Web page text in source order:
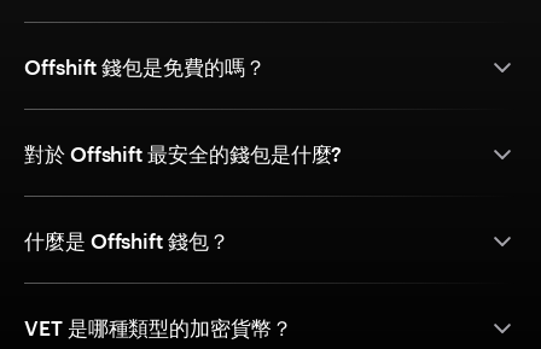
Offshift 錢包是免費的嗎？
對於 Offshift 最安全的錢包是什麼?
什麼是 Offshift 錢包？
VET 是哪種類型的加密貨幣？